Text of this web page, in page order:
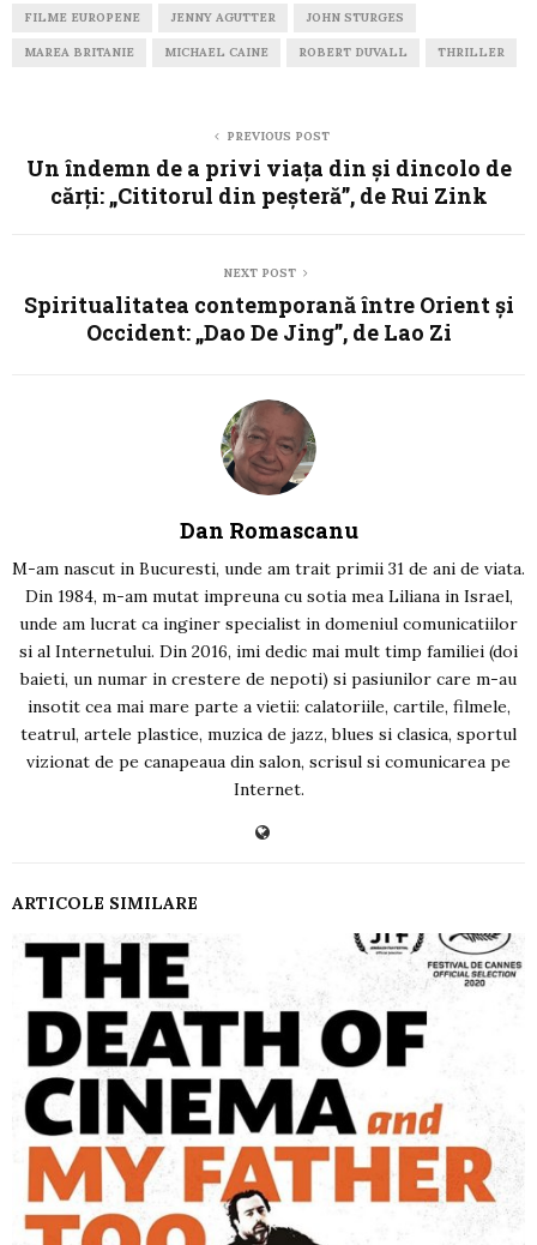
FILME EUROPENE JENNY AGUTTER JOHN STURGES
MAREA BRITANIE MICHAEL CAINE ROBERT DUVALL THRILLER
PREVIOUS POST
Un îndemn de a privi viața din și dincolo de
cărți: „Cititorul din peşteră”, de Rui Zink
NEXT POST
Spiritualitatea contemporană între Orient și
Occident: „Dao De Jing”, de Lao Zi
Dan Romascanu
M-am nascut in Bucuresti, unde am trait primii 31 de ani de viata.
Din 1984, m-am mutat impreuna cu sotia mea Liliana in Israel,
unde am lucrat ca inginer specialist in domeniul comunicatiilor
si al Internetului. Din 2016, imi dedic mai mult timp familiei (doi
baieti, un numar in crestere de nepoti) si pasiunilor care m-au
insotit cea mai mare parte a vietii: calatoriile, cartile, filmele,
teatrul, artele plastice, muzica de jazz, blues si clasica, sportul
vizionat de pe canapeaua din salon, scrisul si comunicarea pe
Internet.
ARTICOLE SIMILARE